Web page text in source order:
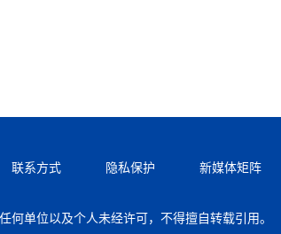
联系方式 隐私保护 新媒体矩阵
何单位以及个人未经许可，不得擅自转载引用。